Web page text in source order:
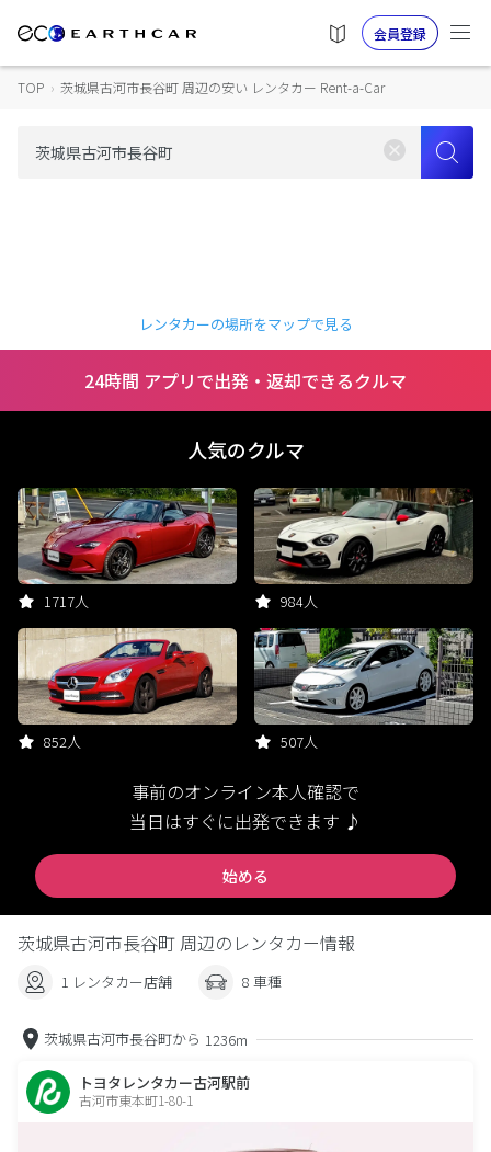
会員登録
TOP › 茨城県古河市長谷町 周辺の安い レンタカー Rent-a-Car
レンタカーの場所をマップで見る
24時間 アプリで出発・返却できるクルマ
人気のクルマ
1717人 984人
852人 507人
事前のオンライン本人確認で
当日はすぐに出発できます ♪
始める
茨城県古河市長谷町 周辺のレンタカー情報
1 レンタカー店舗 8 車種
茨城県古河市長谷町から 1236m
トヨタレンタカー古河駅前
古河市東本町1-80-1